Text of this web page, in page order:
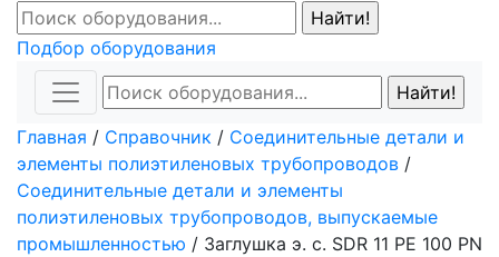
Подбор оборудования
Главная / Справочник / Соединительные детали и
элементы полиэтиленовых трубопроводов /
Соединительные детали и элементы
полиэтиленовых трубопроводов, выпускаемые
промышленностью / Заглушка э. с. SDR 11 PE 100 PN